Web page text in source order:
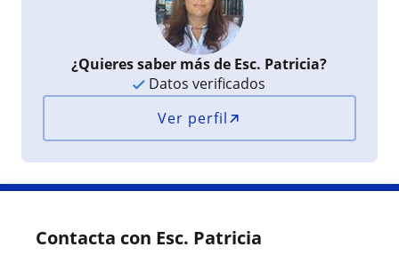
¿Quieres saber más de Esc. Patricia?
Datos verificados
Ver perfil
Contacta con Esc. Patricia